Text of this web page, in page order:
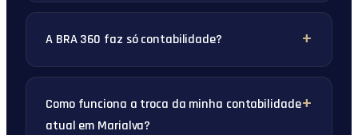
A BRA 360 faz só contabilidade?
Como funciona a troca da minha contabilidade
atual em Marialva?